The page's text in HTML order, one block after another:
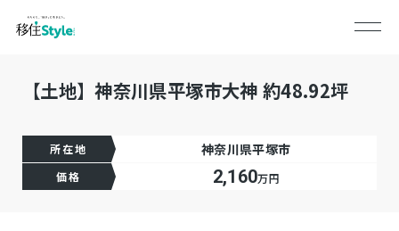
【土地】神奈川県平塚市大神 約48.92坪
所在地 神奈川県平塚市
価格 2,160万円